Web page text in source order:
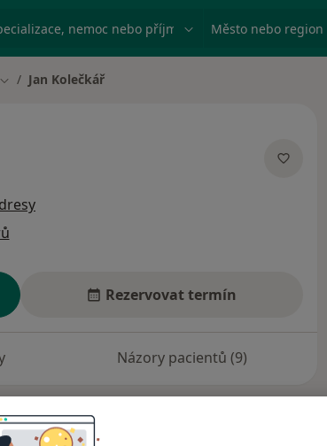
nemoc nebo příjmení Město nebo region
Změna města
Jan Kolečkář
Rezervovat termín
Názory pacientů (9)